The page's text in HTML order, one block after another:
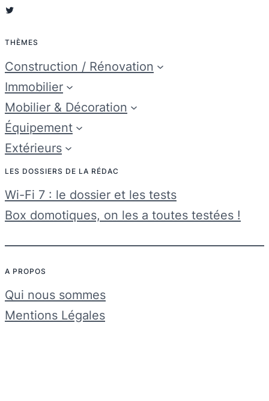
Twitter
THÈMES
Construction / Rénovation
Immobilier
Mobilier & Décoration
Équipement
Extérieurs
LES DOSSIERS DE LA RÉDAC
Wi-Fi 7 : le dossier et les tests
Box domotiques, on les a toutes testées !
A PROPOS
Qui nous sommes
Mentions Légales